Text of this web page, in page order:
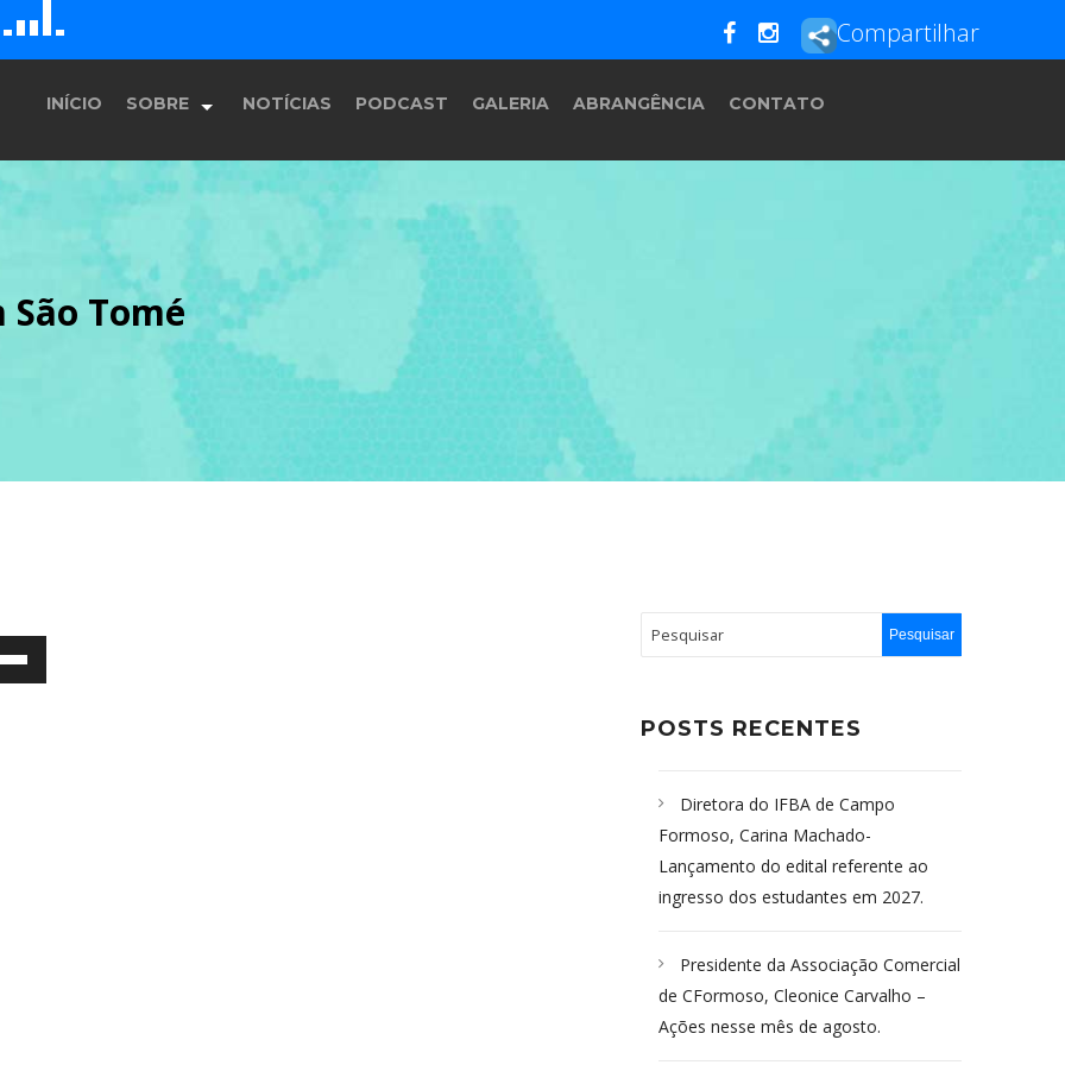
E F G Compartilhar
INÍCIO SOBRE
História
Equipe
Programação
NOTÍCIAS PODCAST GALERIA ABRANGÊNCIA CONTATO
Tomé
POSTS RECENTES
Diretora do IFBA de Campo
Formoso, Carina Machado-
Lançamento do edital referente ao
ingresso dos estudantes em 2027.
Presidente da Associação Comercial
de CFormoso, Cleonice Carvalho –
Ações nesse mês de agosto.